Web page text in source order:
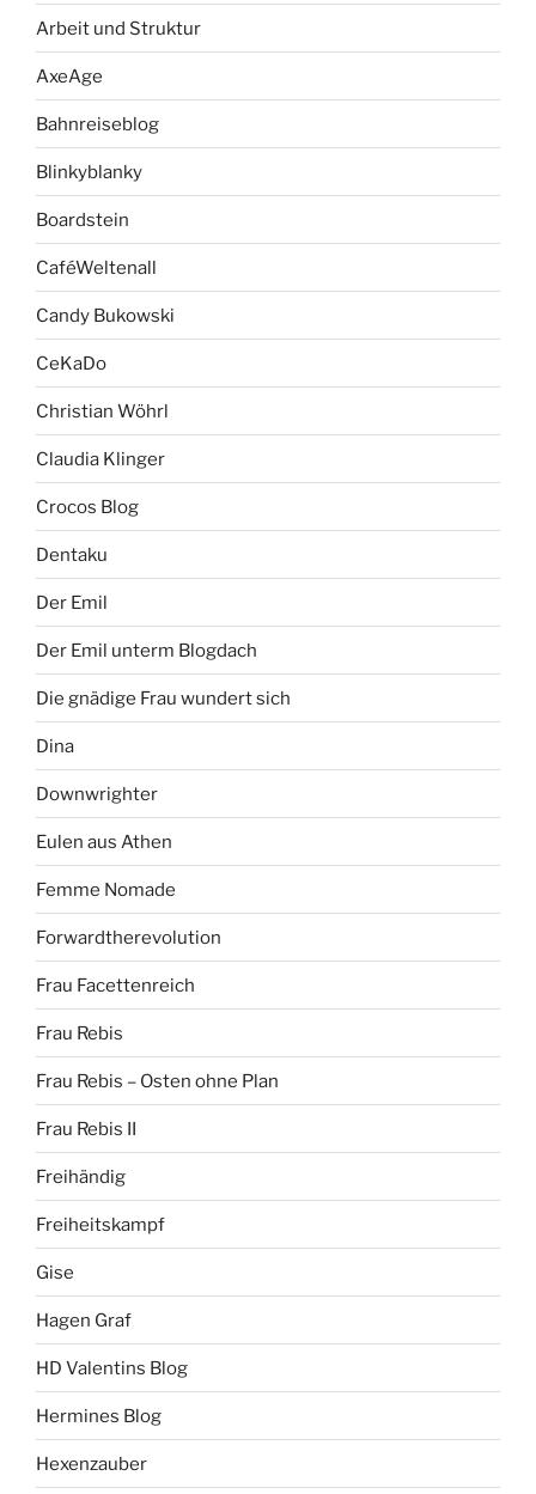
Arbeit und Struktur
AxeAge
Bahnreiseblog
Blinkyblanky
Boardstein
CaféWeltenall
Candy Bukowski
CeKaDo
Christian Wöhrl
Claudia Klinger
Crocos Blog
Dentaku
Der Emil
Der Emil unterm Blogdach
Die gnädige Frau wundert sich
Dina
Downwrighter
Eulen aus Athen
Femme Nomade
Forwardtherevolution
Frau Facettenreich
Frau Rebis
Frau Rebis – Osten ohne Plan
Frau Rebis II
Freihändig
Freiheitskampf
Gise
Hagen Graf
HD Valentins Blog
Hermines Blog
Hexenzauber